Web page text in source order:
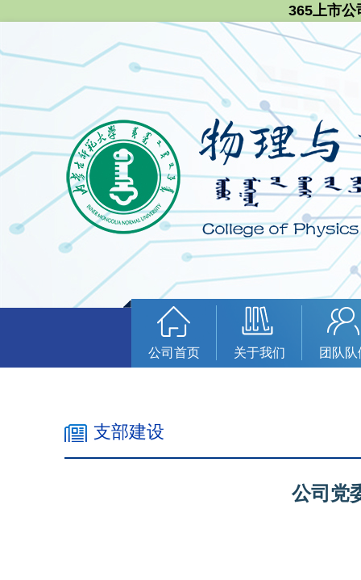
365上市公
公司首页 关于我们 团队队
支部建设
公司党